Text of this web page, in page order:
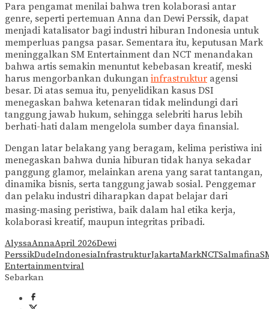
Para pengamat menilai bahwa tren kolaborasi antar
genre, seperti pertemuan Anna dan Dewi Perssik, dapat
menjadi katalisator bagi industri hiburan Indonesia untuk
memperluas pangsa pasar. Sementara itu, keputusan Mark
meninggalkan SM Entertainment dan NCT menandakan
bahwa artis semakin menuntut kebebasan kreatif, meski
harus mengorbankan dukungan infrastruktur agensi
besar. Di atas semua itu, penyelidikan kasus DSI
menegaskan bahwa ketenaran tidak melindungi dari
tanggung jawab hukum, sehingga selebriti harus lebih
berhati-hati dalam mengelola sumber daya finansial.
Dengan latar belakang yang beragam, kelima peristiwa ini
menegaskan bahwa dunia hiburan tidak hanya sekadar
panggung glamor, melainkan arena yang sarat tantangan,
dinamika bisnis, serta tanggung jawab sosial. Penggemar
dan pelaku industri diharapkan dapat belajar dari
masing‑masing peristiwa, baik dalam hal etika kerja,
kolaborasi kreatif, maupun integritas pribadi.
AlyssaAnnaApril 2026Dewi
PerssikDudeIndonesiaInfrastrukturJakartaMarkNCTSalmafina
Entertainmentviral
Sebarkan